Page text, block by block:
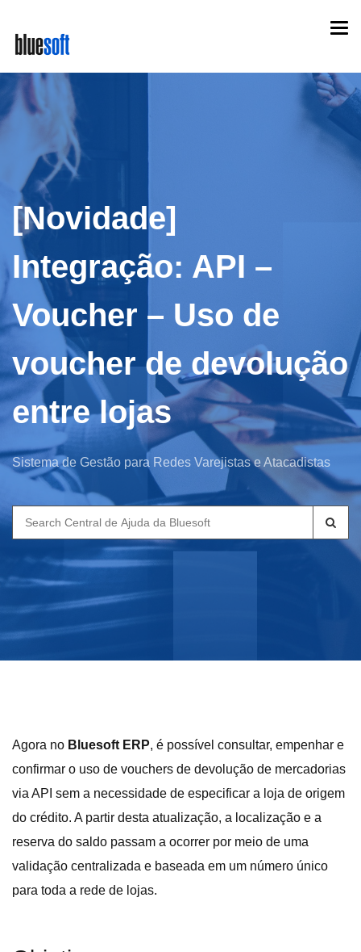
main
content
[Novidade]
Integração: API –
Voucher – Uso de
voucher de devolução
entre lojas
Sistema de Gestão para Redes Varejistas e Atacadistas
Search
for:
Agora no Bluesoft ERP, é possível consultar, empenhar e
confirmar o uso de vouchers de devolução de mercadorias
via API sem a necessidade de especificar a loja de origem
do crédito. A partir desta atualização, a localização e a
reserva do saldo passam a ocorrer por meio de uma
validação centralizada e baseada em um número único
para toda a rede de lojas.